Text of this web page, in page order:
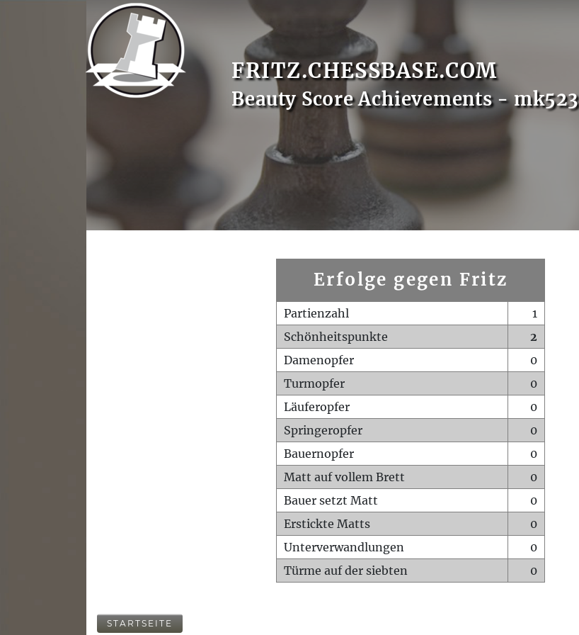
FRITZ.CHESSBASE.COM
Beauty Score Achievements - mk523
Erfolge gegen Fritz
Partienzahl
1
Schönheitspunkte
2
Damenopfer
0
Turmopfer
0
Läuferopfer
0
Springeropfer
0
Bauernopfer
0
Matt auf vollem Brett
0
Bauer setzt Matt
0
Erstickte Matts
0
Unterverwandlungen
0
Türme auf der siebten
0
STARTSEITE